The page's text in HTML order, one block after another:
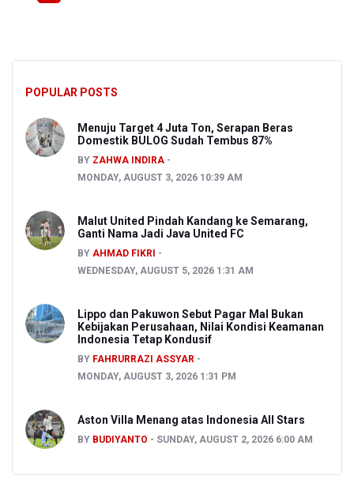
POPULAR POSTS
Menuju Target 4 Juta Ton, Serapan Beras
Domestik BULOG Sudah Tembus 87%
BY ZAHWA INDIRA
MONDAY, AUGUST 3, 2026 10:39 AM
Malut United Pindah Kandang ke Semarang,
Ganti Nama Jadi Java United FC
BY AHMAD FIKRI
WEDNESDAY, AUGUST 5, 2026 1:31 AM
Lippo dan Pakuwon Sebut Pagar Mal Bukan
Kebijakan Perusahaan, Nilai Kondisi Keamanan
Indonesia Tetap Kondusif
BY FAHRURRAZI ASSYAR
MONDAY, AUGUST 3, 2026 1:31 PM
Aston Villa Menang atas Indonesia All Stars
BY BUDIYANTO SUNDAY, AUGUST 2, 2026 6:00 AM